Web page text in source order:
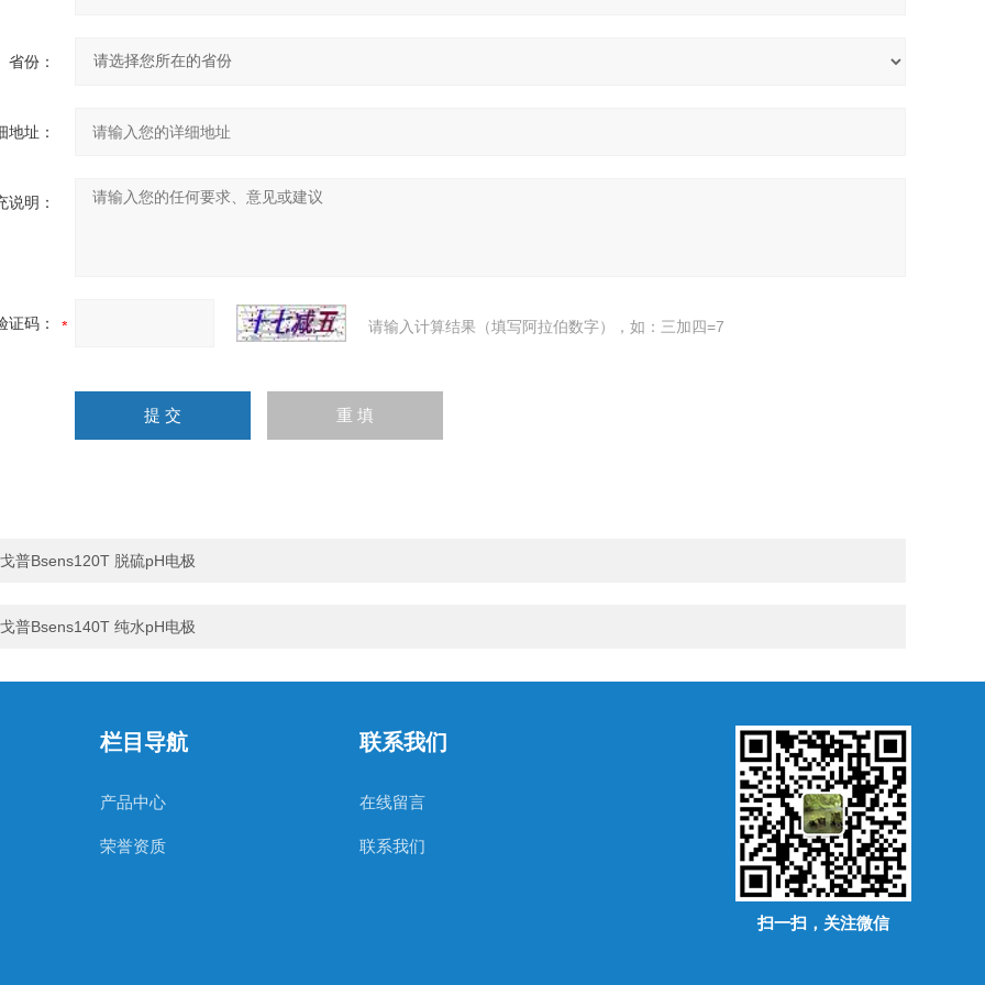
省份：
地址：
说明：
证码： 请输入计算结果（填写阿拉伯数字），如：三加四=7
戈普Bsens120T 脱硫pH电极
戈普Bsens140T 纯水pH电极
栏目导航
产品中心
荣誉资质
联系我们
在线留言
联系我们
扫一扫，关注微信